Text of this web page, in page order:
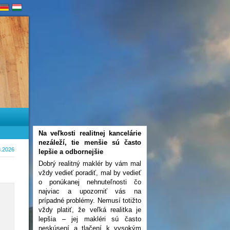
Na veľkosti realitnej kancelárie
nezáleží, tie menšie sú často
lepšie a odbornejšie
Dobrý realitný maklér by vám mal
vždy vedieť poradiť, mal by vedieť
o ponúkanej nehnuteľnosti čo
najviac a upozorniť vás na
prípadné problémy. Nemusí totižto
vždy platiť, že veľká realitka je
lepšia – jej makléri sú často
neskúsení a tlačení k vysokým